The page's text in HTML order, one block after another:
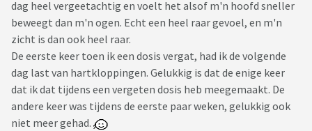
dag heel vergeetachtig en voelt het alsof m'n hoofd sneller
beweegt dan m'n ogen. Echt een heel raar gevoel, en m'n
zicht is dan ook heel raar.
De eerste keer toen ik een dosis vergat, had ik de volgende
dag last van hartkloppingen. Gelukkig is dat de enige keer
dat ik dat tijdens een vergeten dosis heb meegemaakt. De
andere keer was tijdens de eerste paar weken, gelukkig ook
niet meer gehad.